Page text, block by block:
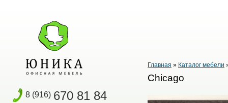
8 (916) 670 81 84
Главная » Каталог мебели
Chicago